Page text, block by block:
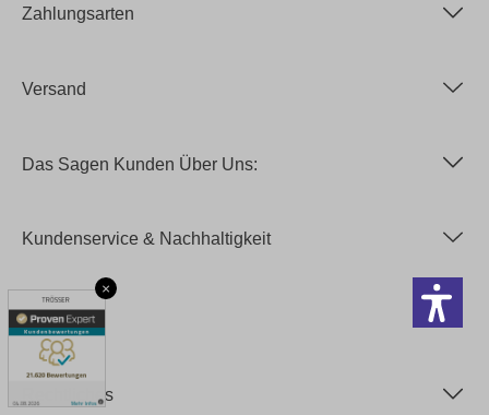
×
Zahlungsarten
Versand
Das Sagen Kunden Über Uns:
Kundenservice & Nachhaltigkeit
Service
Rechtliches